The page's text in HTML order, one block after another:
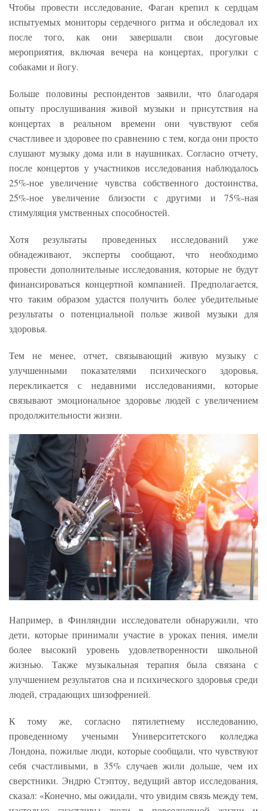
Чтобы провести исследование, Фаган крепил к сердцам
испытуемых мониторы сердечного ритма и обследовал их
после того, как они завершали свои досуговые
мероприятия, включая вечера на концертах, прогулки с
собаками и йогу.
Больше половины респондентов заявили, что благодаря
опыту прослушивания живой музыки и присутствия на
концертах в реальном времени они чувствуют себя
счастливее и здоровее по сравнению с тем, когда они просто
слушают музыку дома или в наушниках. Согласно отчету,
после концертов у участников исследования наблюдалось
25%-ное увеличение чувства собственного достоинства,
25%-ное увеличение близости с другими и 75%-ная
стимуляция умственных способностей.
Хотя результаты проведенных исследований уже
обнадеживают, эксперты сообщают, что необходимо
провести дополнительные исследования, которые не будут
финансироваться концертной компанией. Предполагается,
что таким образом удастся получить более убедительные
результаты о потенциальной пользе живой музыки для
здоровья.
Тем не менее, отчет, связывающий живую музыку с
улучшенными показателями психического здоровья,
перекликается с недавними исследованиями, которые
связывают эмоциональное здоровье людей с увеличением
продолжительности жизни.
Например, в Финляндии исследователи обнаружили, что
дети, которые принимали участие в уроках пения, имели
более высокий уровень удовлетворенности школьной
жизнью. Также музыкальная терапия была связана с
улучшением результатов сна и психического здоровья среди
людей, страдающих шизофренией.
К тому же, согласно пятилетнему исследованию,
проведенному учеными Университетского колледжа
Лондона, пожилые люди, которые сообщали, что чувствуют
себя счастливыми, в 35% случаев жили дольше, чем их
сверстники. Эндрю Стэптоу, ведущий автор исследования,
сказал: «Конечно, мы ожидали, что увидим связь между тем,